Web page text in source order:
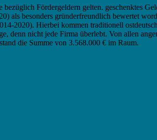
bezüglich Fördergeldern gelten. geschenktes
als besonders gründerfreundlich bewertet
2020). Hierbei kommen traditionell
denn nicht jede Firma überlebt. Von allen
die Summe von 3.568.000 € im Raum.